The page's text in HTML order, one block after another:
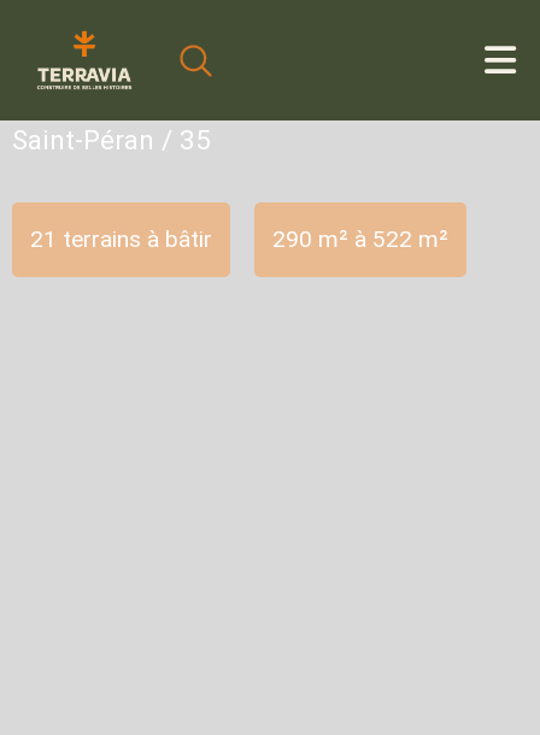
Saint-Péran / 35
21 terrains à bâtir 290 m² à 522 m²